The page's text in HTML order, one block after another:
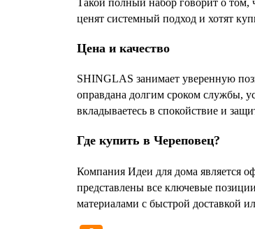
ценят системный подход и хотят
Цена и качество
SHINGLAS занимает уверенную
оправдана долгим сроком службы,
вкладываетесь в спокойствие и
Где купить в Череповец?
Компания Идеи для дома является
представлены все ключевые
материалами с быстрой доставкой